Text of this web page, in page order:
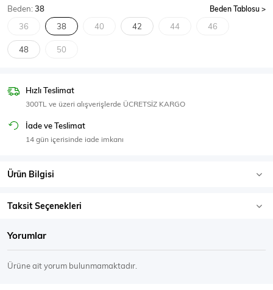
SPOR GİYİM
Eşofman Üstü
Beden:38 Beden Tablosu
36 38 40 42 44 46
48 50
Hızlı Teslimat
300TL ve üzeri alışverişlerde ÜCRETSİZ KARGO
İade ve Teslimat
14 gün içerisinde iade imkanı
Ürün Bilgisi
Taksit Seçenekleri
Yorumlar
Ürüne ait yorum bulunmamaktadır.